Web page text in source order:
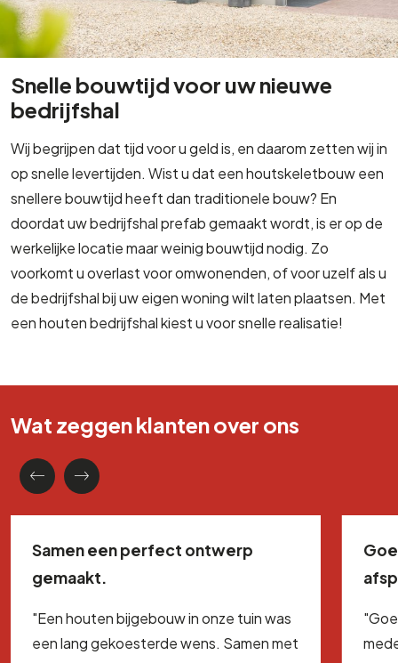
Snelle bouwtijd voor uw nieuwe
bedrijfshal
Wij begrijpen dat tijd voor u geld is, en daarom zetten wij in
op snelle levertijden. Wist u dat een houtskeletbouw een
snellere bouwtijd heeft dan traditionele bouw? En
doordat uw bedrijfshal prefab gemaakt wordt, is er op de
werkelijke locatie maar weinig bouwtijd nodig. Zo
voorkomt u overlast voor omwonenden, of voor uzelf als u
de bedrijfshal bij uw eigen woning wilt laten plaatsen. Met
een houten bedrijfshal kiest u voor snelle realisatie!
Wat zeggen klanten over ons
Samen een perfect ontwerp
gemaakt.
"Een houten bijgebouw in onze tuin was
een lang gekoesterde wens. Samen met